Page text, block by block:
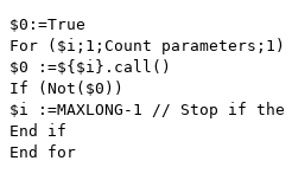
$0 :=True
For ( $i ;1; Count parameters ;1)
$0 :=${ $i }. call ()
If ( Not ( $0 ))
$i :=MAXLONG -1 // Stop if the
End if
End for